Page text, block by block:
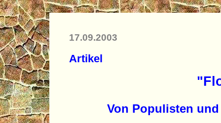
17.09.2003
Artikel
Von Populisten